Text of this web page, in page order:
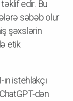
edir. Bu
səbəb olur
şəxslərin
etik
istehlakçı
dən